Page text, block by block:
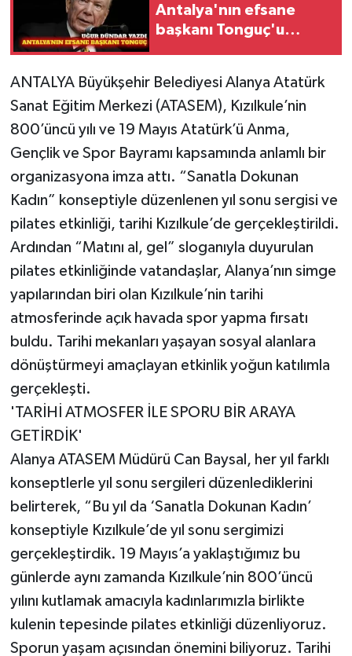
Antalya'nın efsane
başkanı Tonguç'u
ANTALYA Büyükşehir Belediyesi Alanya Atatürk
Sanat Eğitim Merkezi (ATASEM), Kızılkule’nin
800’üncü yılı ve 19 Mayıs Atatürk’ü Anma,
Gençlik ve Spor Bayramı kapsamında anlamlı bir
organizasyona imza attı. “Sanatla Dokunan
Kadın” konseptiyle düzenlenen yıl sonu sergisi ve
pilates etkinliği, tarihi Kızılkule’de gerçekleştirildi.
Ardından “Matını al, gel” sloganıyla duyurulan
pilates etkinliğinde vatandaşlar, Alanya’nın simge
yapılarından biri olan Kızılkule’nin tarihi
atmosferinde açık havada spor yapma fırsatı
buldu. Tarihi mekanları yaşayan sosyal alanlara
dönüştürmeyi amaçlayan etkinlik yoğun katılımla
gerçekleşti.
'TARİHİ ATMOSFER İLE SPORU BİR ARAYA
GETİRDİK'
Alanya ATASEM Müdürü Can Baysal, her yıl farklı
konseptlerle yıl sonu sergileri düzenlediklerini
belirterek, “Bu yıl da ‘Sanatla Dokunan Kadın’
konseptiyle Kızılkule’de yıl sonu sergimizi
gerçekleştirdik. 19 Mayıs’a yaklaştığımız bu
günlerde aynı zamanda Kızılkule’nin 800’üncü
yılını kutlamak amacıyla kadınlarımızla birlikte
kulenin tepesinde pilates etkinliği düzenliyoruz.
Sporun yaşam açısından önemini biliyoruz. Tarihi